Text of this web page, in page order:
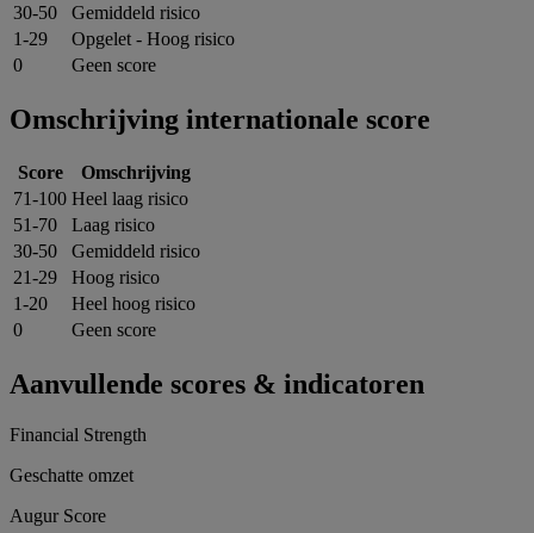
30-50
Gemiddeld risico
1-29
Opgelet - Hoog risico
0
Geen score
Omschrijving internationale score
Score
Omschrijving
71-100 Heel laag risico
51-70
Laag risico
30-50
Gemiddeld risico
21-29
Hoog risico
1-20
Heel hoog risico
0
Geen score
Aanvullende scores & indicatoren
Financial Strength
Geschatte omzet
Augur Score